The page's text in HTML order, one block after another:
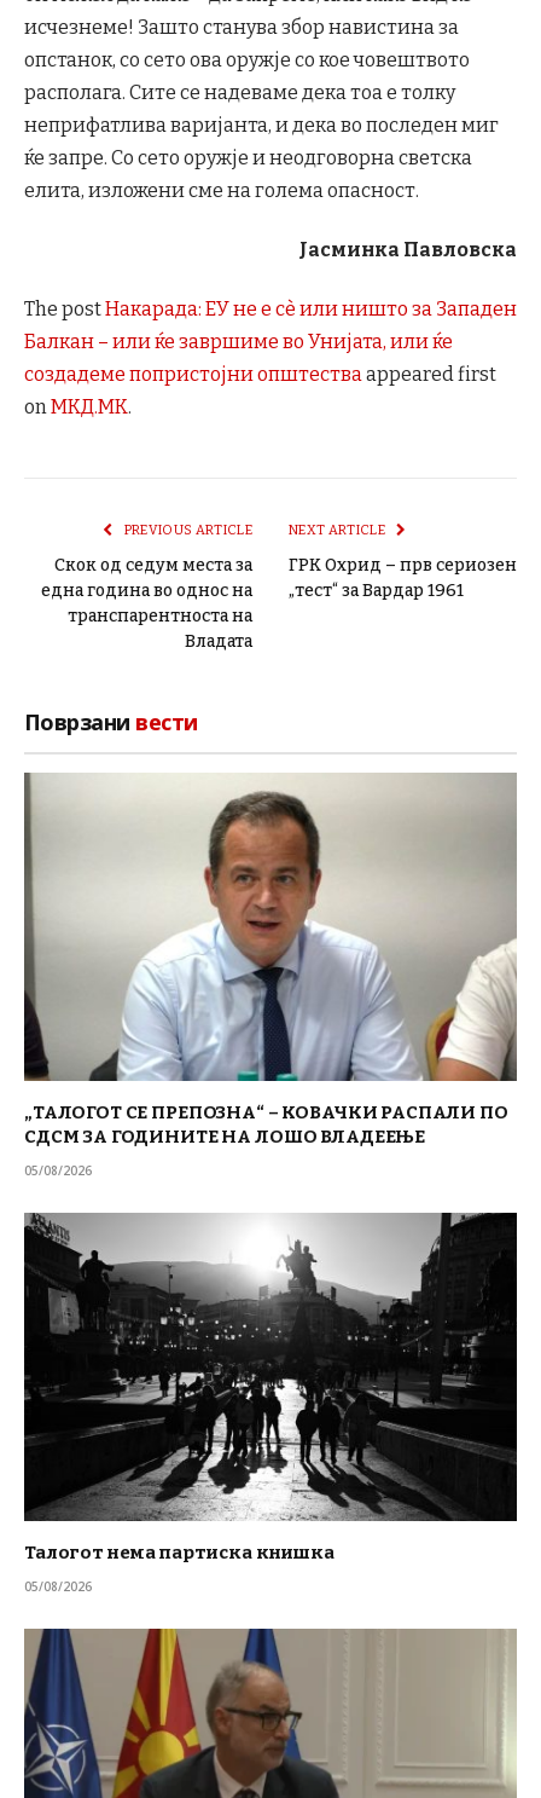
исчезнеме! Зашто станува збор навистина за
опстанок, со сето ова оружје со кое човештвото
располага. Сите се надеваме дека тоа е толку
неприфатлива варијанта, и дека во последен миг
ќе запре. Со сето оружје и неодговорна светска
елита, изложени сме на голема опасност.
Јасминка Павловска
The postНакарада: ЕУ не е сè или ништо за Западен
Балкан – или ќе завршиме во Унијата, или ќе
создадеме попристојни општестваappeared first
onМКД.МК.
PREVIOUS ARTICLE
Скок од седум места за
една година во однос на
транспарентноста на
Владата
NEXT ARTICLE
ГРК Охрид – прв сериозен
„тест“ за Вардар 1961
Поврзани вести
„ТАЛОГОТ СЕ ПРЕПОЗНА“ – КОВАЧКИ РАСПАЛИ ПО
СДСМ ЗА ГОДИНИТЕ НА ЛОШО ВЛАДЕЕЊЕ
05/08/2026
Талогот нема партиска книшка
05/08/2026